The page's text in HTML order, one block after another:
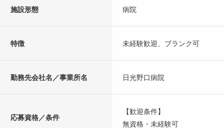
施設形態 病院
特徴 未経験歓迎、ブランク可
勤務先会社名／事業所名 日光野口病院
応募資格／条件
【歓迎条件】
無資格・未経験可